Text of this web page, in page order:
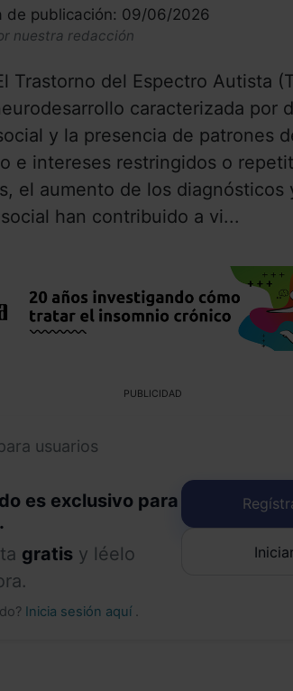
de publicación: 09/06/2026
nuestra redacción
Trastorno del Espectro Autista
caracterizada por
y la presencia de patrones
e intereses restringidos o
el aumento de los diagnósticos
han contribuido a vi...
PUBLICIDAD
usuarios
es exclusivo para
gratis y léelo
Inicia sesión aquí .